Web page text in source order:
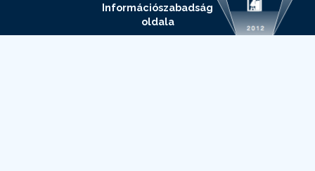
Információszabadság
oldala